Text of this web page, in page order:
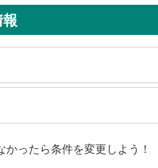
泉３丁目、永福和泉地域区民セン
バスのりば
経路
かったら条件を変更しよう！